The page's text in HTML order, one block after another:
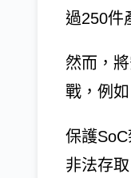
過250件
然而，
戰，例
保護
非法存